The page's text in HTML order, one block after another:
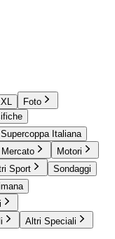
Foto
Supercoppa Italiana
Mercato
Motori
Sport
Sondaggi
Altri Speciali